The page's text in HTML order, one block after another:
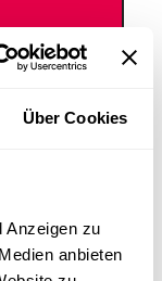
Über Cookies
Anzeigen zu
anbieten